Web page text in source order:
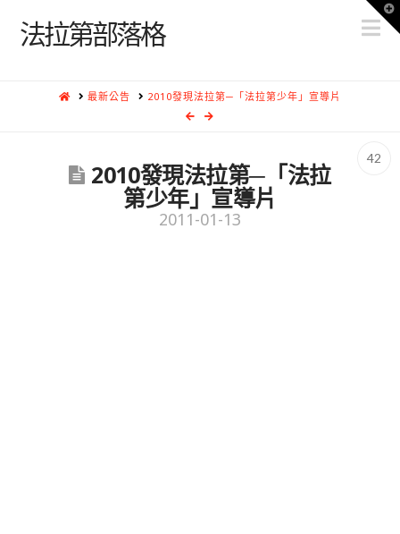
法拉第部落格
HOME最新公告 2010發現法拉第─「法拉第少年」宣導片
42
2010發現法拉第─「法拉
第少年」宣導片
2011-01-13